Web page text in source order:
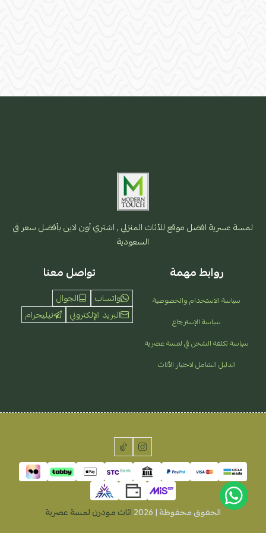
لمسة عسرية افضل موقع للأثاث المنزلي , اشتري أون لاين بأفضل سعر فى
السعودية
روابط مهمة
سياسة الاستخدام والخصوصية
سياسة الإسترجاع
سياسة تكلفة الشحن في لمسة عصرية
الدليل الشامل لاختيار الأثاث
تواصل معنا
واتساب
الجوال
البريد الإلكتروني
تيليجرام
الحقوق محفوظة | 2026 اثاث مودرن لمسة عصرية